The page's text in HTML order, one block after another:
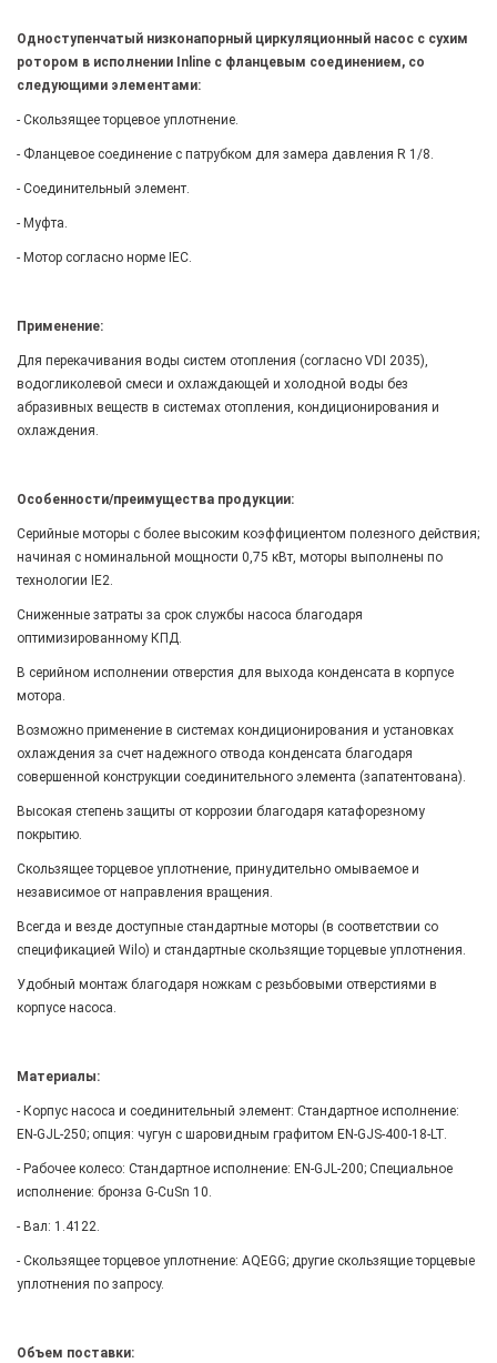
Одноступенчатый низконапорный циркуляционный насос с сухим
ротором в исполнении Inline с фланцевым соединением, со
следующими элементами:
- Скользящее торцевое уплотнение.
- Фланцевое соединение с патрубком для замера давления R 1/8.
- Соединительный элемент.
- Муфта.
- Мотор согласно норме IEC.
Применение:
Для перекачивания воды систем отопления (согласно VDI 2035),
водогликолевой смеси и охлаждающей и холодной воды без
абразивных веществ в системах отопления, кондиционирования и
охлаждения.
Особенности/преимущества продукции:
Серийные моторы с более высоким коэффициентом полезного действия;
начиная с номинальной мощности 0,75 кВт, моторы выполнены по
технологии IE2.
Сниженные затраты за срок службы насоса благодаря
оптимизированному КПД.
В серийном исполнении отверстия для выхода конденсата в корпусе
мотора.
Возможно применение в системах кондиционирования и установках
охлаждения за счет надежного отвода конденсата благодаря
совершенной конструкции соединительного элемента (запатентована).
Высокая степень защиты от коррозии благодаря катафорезному
покрытию.
Скользящее торцевое уплотнение, принудительно омываемое и
независимое от направления вращения.
Всегда и везде доступные стандартные моторы (в соответствии со
спецификацией Wilo) и стандартные скользящие торцевые уплотнения.
Удобный монтаж благодаря ножкам с резьбовыми отверстиями в
корпусе насоса.
Материалы:
- Корпус насоса и соединительный элемент: Стандартное исполнение:
EN-GJL-250; опция: чугун с шаровидным графитом EN-GJS-400-18-LT.
- Рабочее колесо: Стандартное исполнение: EN-GJL-200; Специальное
исполнение: бронза G-CuSn 10.
- Вал: 1.4122.
- Скользящее торцевое уплотнение: AQEGG; другие скользящие торцевые
уплотнения по запросу.
Объем поставки: